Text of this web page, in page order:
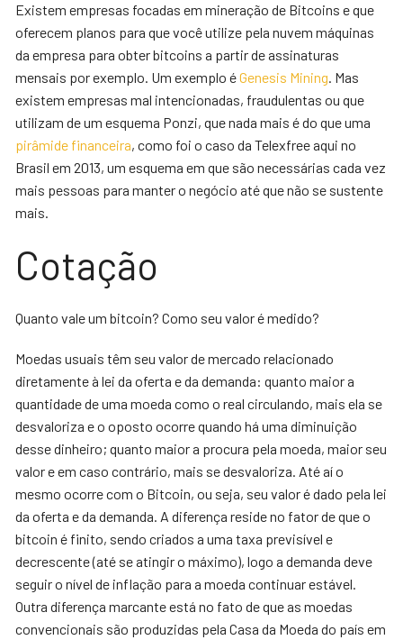
Existem empresas focadas em mineração de Bitcoins e que
oferecem planos para que você utilize pela nuvem máquinas
da empresa para obter bitcoins a partir de assinaturas
mensais por exemplo. Um exemplo éGenesis Mining. Mas
existem empresas mal intencionadas, fraudulentas ou que
utilizam de um esquema Ponzi, que nada mais é do que uma
pirâmide financeira, como foi o caso da Telexfree aqui no
Brasil em 2013, um esquema em que são necessárias cada vez
mais pessoas para manter o negócio até que não se sustente
mais.
Cotação
Quanto vale um bitcoin? Como seu valor é medido?
Moedas usuais têm seu valor de mercado relacionado
diretamente à lei da oferta e da demanda: quanto maior a
quantidade de uma moeda como o real circulando, mais ela se
desvaloriza e o oposto ocorre quando há uma diminuição
desse dinheiro; quanto maior a procura pela moeda, maior seu
valor e em caso contrário, mais se desvaloriza. Até aí o
mesmo ocorre com o Bitcoin, ou seja, seu valor é dado pela lei
da oferta e da demanda. A diferença reside no fator de que o
bitcoin é finito, sendo criados a uma taxa previsível e
decrescente (até se atingir o máximo), logo a demanda deve
seguir o nível de inflação para a moeda continuar estável.
Outra diferença marcante está no fato de que as moedas
convencionais são produzidas pela Casa da Moeda do país em